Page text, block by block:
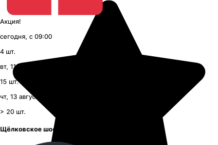
Акция!
сегодня, с 09:00
4 шт.
вт, 11 августа, с 09:00
15 шт.
чт, 13 августа, с 09:00
> 20 шт.
Щёлковское шоссе